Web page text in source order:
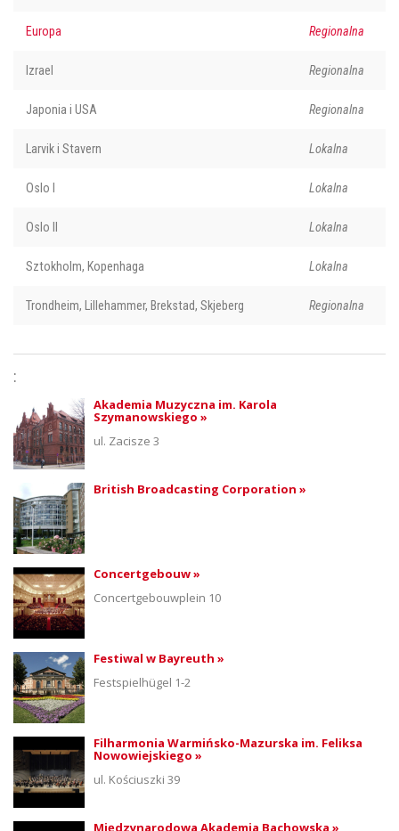
Europa Regionalna
Izrael Regionalna
Japonia i USA Regionalna
Larvik i Stavern Lokalna
Oslo I Lokalna
Oslo II Lokalna
Sztokholm, Kopenhaga Lokalna
Trondheim, Lillehammer, Brekstad, Skjeberg Regionalna
:
Akademia Muzyczna im. Karola
Szymanowskiego »
ul. Zacisze 3
British Broadcasting Corporation »
Concertgebouw »
Concertgebouwplein 10
Festiwal w Bayreuth »
Festspielhügel 1-2
Filharmonia Warmińsko-Mazurska im. Feliksa
Nowowiejskiego »
ul. Kościuszki 39
Międzynarodowa Akademia Bachowska »